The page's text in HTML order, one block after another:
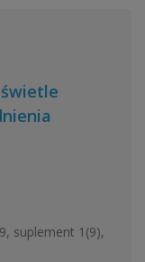
suplement 1(9),